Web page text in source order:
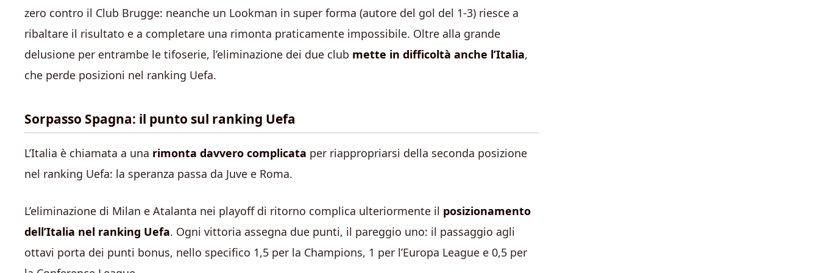
zero contro il Club Brugge: neanche un Lookman in super forma (autore del gol del 1-3) riesce a
ribaltare il risultato e a completare una rimonta praticamente impossibile. Oltre alla grande
delusione per entrambe le tifoserie, l’eliminazione dei due club mette in difficoltà anche l’Italia,
che perde posizioni nel ranking Uefa.
Sorpasso Spagna: il punto sul ranking Uefa
L’Italia è chiamata a una rimonta davvero complicata per riappropriarsi della seconda posizione
nel ranking Uefa: la speranza passa da Juve e Roma.
L’eliminazione di Milan e Atalanta nei playoff di ritorno complica ulteriormente il posizionamento
dell’Italia nel ranking Uefa. Ogni vittoria assegna due punti, il pareggio uno: il passaggio agli
ottavi porta dei punti bonus, nello specifico 1,5 per la Champions, 1 per l’Europa League e 0,5 per